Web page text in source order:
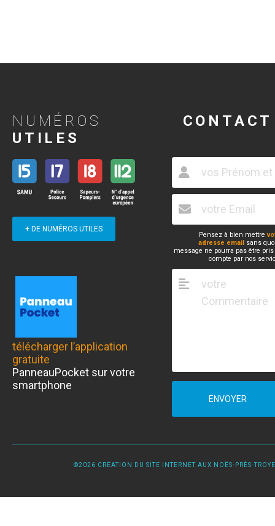
NUMÉROS
UTILES
+ DE NUMÉROS UTILES
télécharger l’application
gratuite
PanneauPocket sur votre
smartphone
CONTACT
Pensez à bien mettre
adresse email sans
message ne pourra pas être
compte par nos
ENVOYER
©2026 CRÉATION DU SITE INTERNET AUX NOËS-PRÈS-